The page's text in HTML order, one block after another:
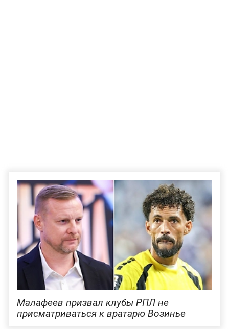
Малафеев призвал клубы РПЛ не
присматриваться к вратарю Возинье